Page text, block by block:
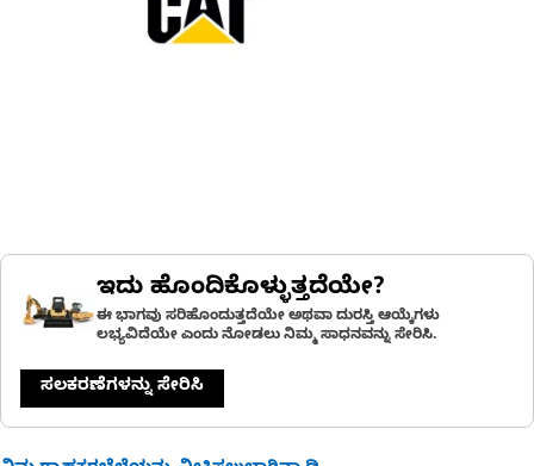
ಇದು ಹೊಂದಿಕೊಳ್ಳುತ್ತದೆಯೇ?
ಈ ಭಾಗವು ಸರಿಹೊಂದುತ್ತದೆಯೇ ಅಥವಾ ದುರಸ್ತಿ ಆಯ್ಕೆಗಳು
ಲಭ್ಯವಿದೆಯೇ ಎಂದು ನೋಡಲು ನಿಮ್ಮ ಸಾಧನವನ್ನು ಸೇರಿಸಿ.
ಸಲಕರಣೆಗಳನ್ನು ಸೇರಿಸಿ